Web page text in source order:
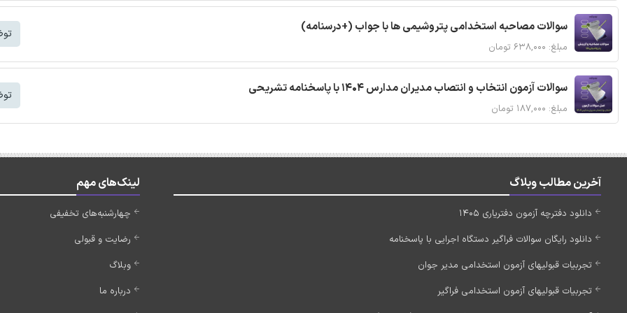
سوالات مصاحبه استخدامی پتروشیمی ها با جواب (+درسنامه)
مبلغ: ۶۳۸,۰۰۰ تومان
سوالات آزمون انتخاب و انتصاب مدیران مدارس 1404 با پاسخنامه تشریحی
مبلغ: ۱۸۷,۰۰۰ تومان
آخرین مطالب وبلاگ
دانلود دفترچه آزمون دفتریاری 1405
دانلود رایگان سوالات فراگیر دستگاه اجرایی با پاسخنامه
تجربیات قبولیهای آزمون استخدامی مدیر جوان
تجربیات قبولیهای آزمون استخدامی فراگیر
لینک‌های مهم
چهارشنبه‌های تخفیفی
رضایت و قبولی
وبلاگ
درباره ما